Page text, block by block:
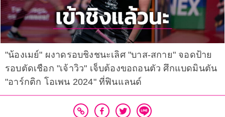
"น้องเมย์" ผงาดรอบชิงชนะเลิศ "บาส-สกาย" จอดป้าย
รอบตัดเชือก "เจ้าวิว" เจ็บต้องขอถอนตัว ศึกแบดมินตัน
"อาร์กติก โอเพน 2024" ที่ฟินแลนด์